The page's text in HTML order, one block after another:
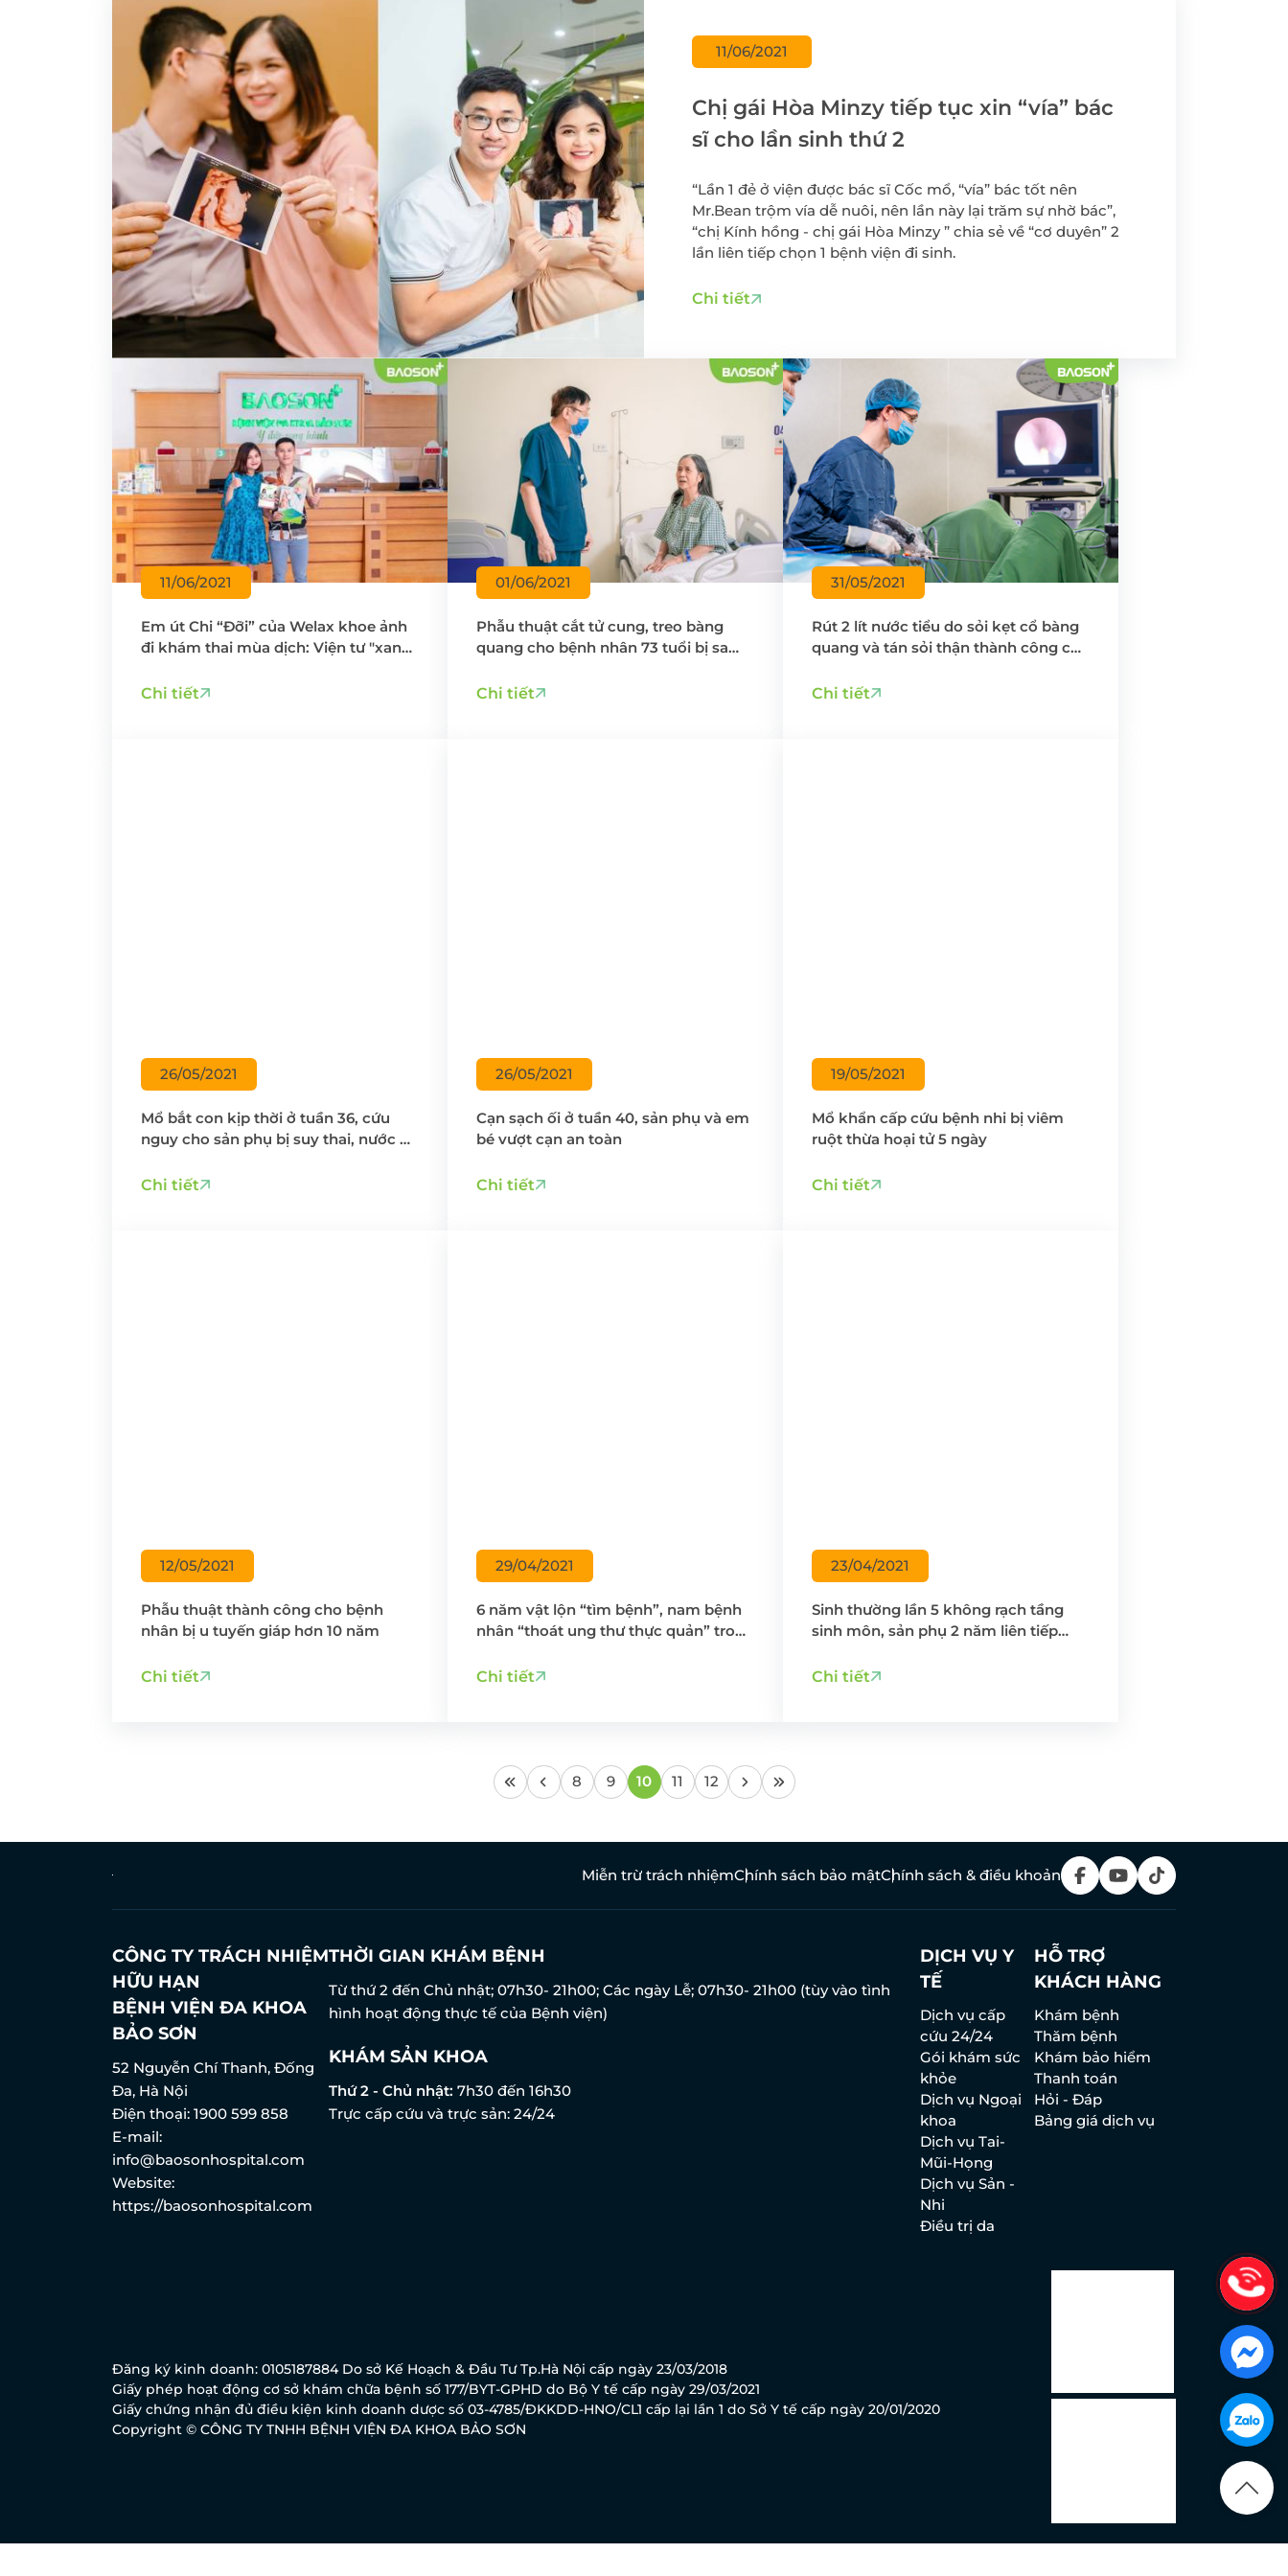
Khám sức khỏe theo
công ty
Khám sức khỏe xuất
khẩu lao động
Khám tiền mãn kinh,
mãn kinh
Phẫu thuật Ung thư đại
trực tràng
Cấy que tránh thai
Tiêm chủng cho trẻ em
và người lớn
dinh dưỡng
Điều trị hiếm muộn -
Hỗ trợ sinh sản
Tầm soát ung thư vú
11/06/2021
Chị gái Hòa Minzy tiếp tục xin “vía” bác
sĩ cho lần sinh thứ 2
“Lần 1 đẻ ở viện được bác sĩ Cốc mổ, “vía” bác tốt nên
Mr.Bean trộm vía dễ nuôi, nên lần này lại trăm sự nhờ bác”,
“chị Kính hồng - chị gái Hòa Minzy ” chia sẻ về “cơ duyên” 2
lần liên tiếp chọn 1 bệnh viện đi sinh.
Chi tiết
11/06/2021
Em út Chi “Đỡi” của Welax khoe ảnh
đi khám thai mùa dịch: Viện tư "xanh
“đỉnh của chóp”
Chi tiết
01/06/2021
Phẫu thuật cắt tử cung, treo bàng
quang cho bệnh nhân 73 tuổi bị sa
Chi tiết
31/05/2021
Rút 2 lít nước tiểu do sỏi kẹt cổ bàng
quang và tán sỏi thận thành công cho
Chi tiết
26/05/2021
Mổ bắt con kịp thời ở tuần 36, cứu
nguy cho sản phụ bị suy thai, nước ối
Chi tiết
26/05/2021
Cạn sạch ối ở tuần 40, sản phụ và em
bé vượt cạn an toàn
Chi tiết
19/05/2021
Mổ khẩn cấp cứu bệnh nhi bị viêm
ruột thừa hoại tử 5 ngày
Chi tiết
12/05/2021
Phẫu thuật thành công cho bệnh
nhân bị u tuyến giáp hơn 10 năm
Chi tiết
29/04/2021
6 năm vật lộn “tìm bệnh”, nam bệnh
nhân “thoát ung thư thực quản” trong
Sơn
Chi tiết
23/04/2021
Sinh thường lần 5 không rạch tầng
sinh môn, sản phụ 2 năm liên tiếp
như con”
Chi tiết
8 9 10 11 12
Miễn trừ trách nhiệmChính sách bảo mậtChính sách & điều khoản
CÔNG TY TRÁCH NHIỆM
HỮU HẠN
BỆNH VIỆN ĐA KHOA
BẢO SƠN
52 Nguyễn Chí Thanh, Đống
Đa, Hà Nội
Điện thoại: 1900 599 858
E-mail:
info@baosonhospital.com
Website:
https://baosonhospital.com
THỜI GIAN KHÁM BỆNH
Từ thứ 2 đến Chủ nhật; 07h30- 21h00; Các ngày Lễ; 07h30- 21h00 (tùy vào tình
hình hoạt động thực tế của Bệnh viện)
KHÁM SẢN KHOA
Thứ 2 - Chủ nhật: 7h30 đến 16h30
Trực cấp cứu và trực sản: 24/24
DỊCH VỤ Y
TẾ
Dịch vụ cấp
cứu 24/24
Gói khám sức
khỏe
Dịch vụ Ngoại
khoa
Dịch vụ Tai-
Mũi-Họng
Dịch vụ Sản -
Nhi
Điều trị da
HỖ TRỢ
KHÁCH HÀNG
Khám bệnh
Thăm bệnh
Khám bảo hiểm
Thanh toán
Hỏi - Đáp
Bảng giá dịch vụ
Đăng ký kinh doanh: 0105187884 Do sở Kế Hoạch & Đầu Tư Tp.Hà Nội cấp ngày 23/03/2018
Giấy phép hoạt động cơ sở khám chữa bệnh số 177/BYT-GPHD do Bộ Y tế cấp ngày 29/03/2021
Giấy chứng nhận đủ điều kiện kinh doanh dược số 03-4785/ĐKKDD-HNO/CL1 cấp lại lần 1 do Sở Y tế cấp ngày 20/01/2020
Copyright © CÔNG TY TNHH BỆNH VIỆN ĐA KHOA BẢO SƠN